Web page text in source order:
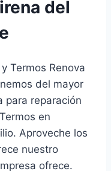
del
Termos Renova
del mayor
para reparación
en
Aproveche los
nuestro
ofrece.